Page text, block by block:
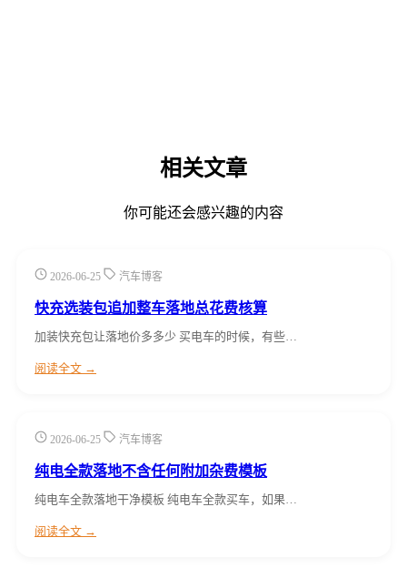
相关文章
你可能还会感兴趣的内容
2026-06-25 汽车博客
快充选装包追加整车落地总花费核算
加装快充包让落地价多多少 买电车的时候，有些…
阅读全文 →
2026-06-25 汽车博客
纯电全款落地不含任何附加杂费模板
纯电车全款落地干净模板 纯电车全款买车，如果…
阅读全文 →